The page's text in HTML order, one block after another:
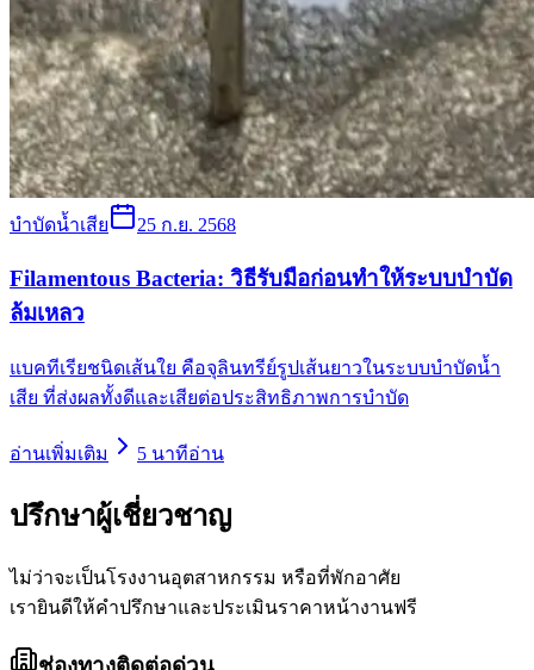
บำบัดน้ำเสีย 25 ก.ย. 2568
Filamentous Bacteria: วิธีรับมือก่อนทำให้ระบบบำบัด
ล้มเหลว
แบคทีเรียชนิดเส้นใย คือจุลินทรีย์รูปเส้นยาวในระบบบำบัดน้ำ
เสีย ที่ส่งผลทั้งดีและเสียต่อประสิทธิภาพการบำบัด
อ่านเพิ่มเติม 5 นาทีอ่าน
ปรึกษาผู้เชี่ยวชาญ
ไม่ว่าจะเป็นโรงงานอุตสาหกรรม หรือที่พักอาศัย
เรายินดีให้คำปรึกษาและประเมินราคาหน้างานฟรี